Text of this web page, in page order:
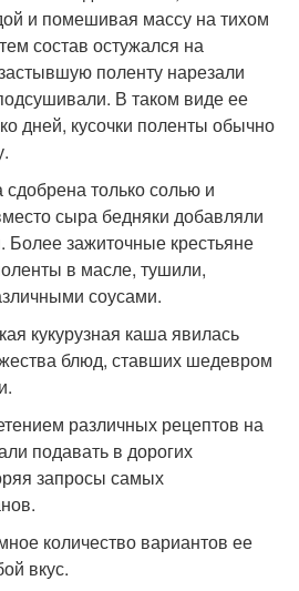
и помешивая массу на тихом
состав остужался на
поленту нарезали
В таком виде ее
дней, кусочки поленты обычно
только солью и
сыра бедняки добавляли
Более зажиточные крестьяне
в масле, тушили,
соусами.
кукурузная каша явилась
блюд, ставших шедевром
различных рецептов на
подавать в дорогих
запросы самых
количество вариантов ее
вкус.